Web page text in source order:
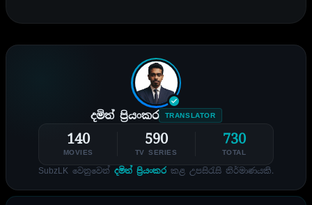
දමිත් ප්‍රියංකර TRANSLATOR
140
MOVIES
590
TV SERIES
730
TOTAL
SubzLK වෙනුවෙන් දමිත් ප්‍රියංකර කළ උපසිරැසි නිර්මාණයකි.